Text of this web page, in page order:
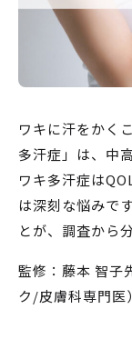
ワキに汗をかく
多汗症」は、中
ワキ多汗症は
は深刻な悩みで
とが、調査から
監修：藤本 智子
ク/皮膚科専門医）